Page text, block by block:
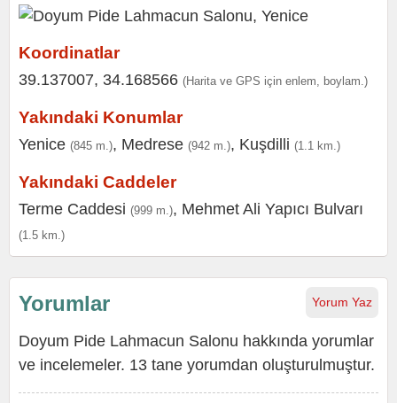
Koordinatlar
39.137007, 34.168566 (Harita ve GPS için enlem, boylam.)
Yakındaki Konumlar
Yenice (845 m.), Medrese (942 m.), Kuşdilli (1.1 km.)
Yakındaki Caddeler
Terme Caddesi (999 m.), Mehmet Ali Yapıcı Bulvarı
(1.5 km.)
Yorum Yaz
Yorumlar
Doyum Pide Lahmacun Salonu hakkında yorumlar
ve incelemeler. 13 tane yorumdan oluşturulmuştur.